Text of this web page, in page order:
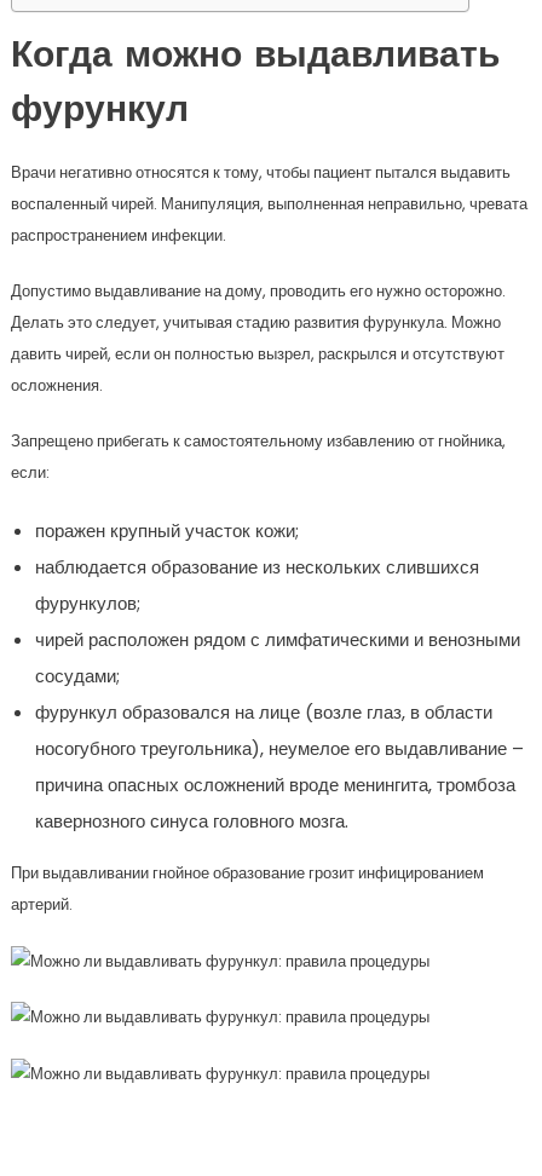
Когда можно выдавливать
фурункул
Врачи негативно относятся к тому, чтобы пациент пытался выдавить
воспаленный чирей. Манипуляция, выполненная неправильно, чревата
распространением инфекции.
Допустимо выдавливание на дому, проводить его нужно осторожно.
Делать это следует, учитывая стадию развития фурункула. Можно
давить чирей, если он полностью вызрел, раскрылся и отсутствуют
осложнения.
Запрещено прибегать к самостоятельному избавлению от гнойника,
если:
поражен крупный участок кожи;
наблюдается образование из нескольких слившихся
фурункулов;
чирей расположен рядом с лимфатическими и венозными
сосудами;
фурункул образовался на лице (возле глаз, в области
носогубного треугольника), неумелое его выдавливание –
причина опасных осложнений вроде менингита, тромбоза
кавернозного синуса головного мозга.
При выдавливании гнойное образование грозит инфицированием
артерий.